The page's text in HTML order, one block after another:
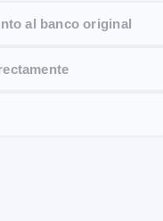
al banco original